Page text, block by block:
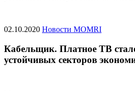
02.10.2020 Новости MOMRI
Кабельщик. Платное ТВ
устойчивых секторов